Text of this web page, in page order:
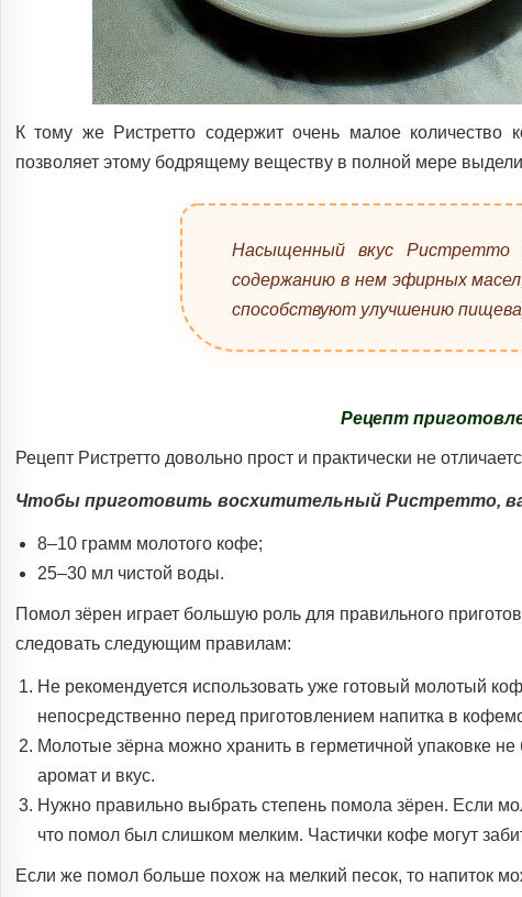
К тому же Ристретто содержит очень малое количество
позволяет этому бодрящему веществу в полной мере
Насыщенный вкус Ристретто
содержанию в нем эфирных
способствуют улучшению
Рецепт
Рецепт Ристретто довольно прост и практически не
Чтобы приготовить восхитительный Ристретто,
8–10 грамм молотого кофе;
25–30 мл чистой воды.
Помол зёрен играет большую роль для правильного
следовать следующим правилам:
Не рекомендуется использовать уже готовый молотый
непосредственно перед приготовлением напитка в
Молотые зёрна можно хранить в герметичной упаковке
аромат и вкус.
Нужно правильно выбрать степень помола зёрен. Если
что помол был слишком мелким. Частички кофе могут
Если же помол больше похож на мелкий песок, то напиток